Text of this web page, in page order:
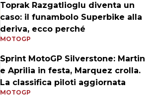
Toprak Razgatlioglu diventa un
caso: il funambolo Superbike alla
deriva, ecco perché
MOTOGP
Sprint MotoGP Silverstone: Martin
e Aprilia in festa, Marquez crolla.
La classifica piloti aggiornata
MOTOGP